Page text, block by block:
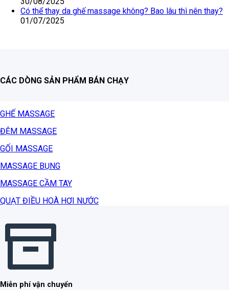
Có thể thay da ghế massage không? Bao lâu thì nên thay?
01/07/2025
CÁC DÒNG SẢN PHẨM BÁN CHẠY
GHẾ MASSAGE
ĐỆM MASSAGE
GỐI MASSAGE
MASSAGE BỤNG
MASSAGE CẦM TAY
QUẠT ĐIỀU HOÀ HƠI NƯỚC
Miễn phí vận chuyển